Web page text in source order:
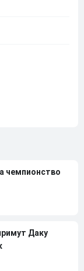
чемпионство
Даку